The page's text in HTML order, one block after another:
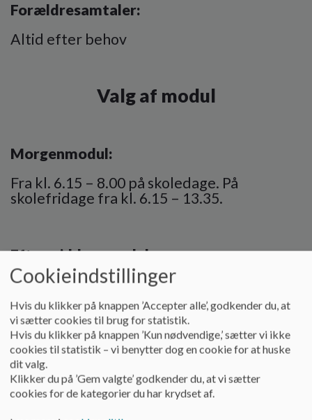
Forældresamtaler:
Altid efter behov
Valg af modul
Morgenmodul:
Fra kl. 6.15 – 8.00 på skoledage. På
skolefridage fra kl. 6.15 – 13.35.
Eftermiddagsmodul:
Fra skoletids ophør til kl. 16.54. Fredage
dog til kl. 16.00.
På skolefridage fra kl. 8.00 – 16.54. Fredage
dog til kl. 16.00.
Fuldtidsmodul:
Cookieindstillinger
Hvis du klikker på knappen ’Accepter alle’, godkender du, at
vi sætter cookies til brug for statistik.
Hvis du klikker på knappen ’Kun nødvendige,’ sætter vi ikke
cookies til statistik – vi benytter dog en cookie for at huske
dit valg.
Klikker du på ’Gem valgte’ godkender du, at vi sætter
cookies for de kategorier du har krydset af.